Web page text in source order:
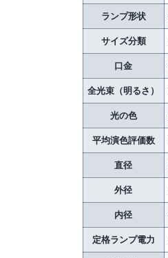
ランプ形状
サイズ分類
口金
全光束（明るさ）
光の色
平均演色評価数
直径
外径
内径
定格ランプ電力